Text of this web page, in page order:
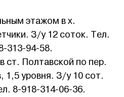
этажом в х.
З/у 12 соток. Тел.
313-94-58.
ст. Полтавской по пер.
1,5 уровня. З/у 10 сот.
8-918-314-06-36.